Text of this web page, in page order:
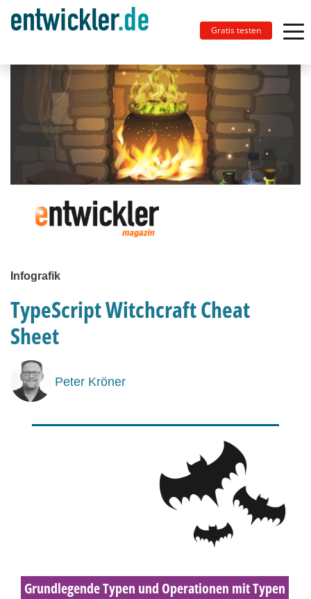
Gratis testen
Infografik
TypeScript Witchcraft Cheat
Sheet
Peter Kröner
Grundlegende Typen und Operationen mit Typen